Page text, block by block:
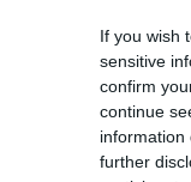
If you wish
sensitive
confirm
continue
information
further